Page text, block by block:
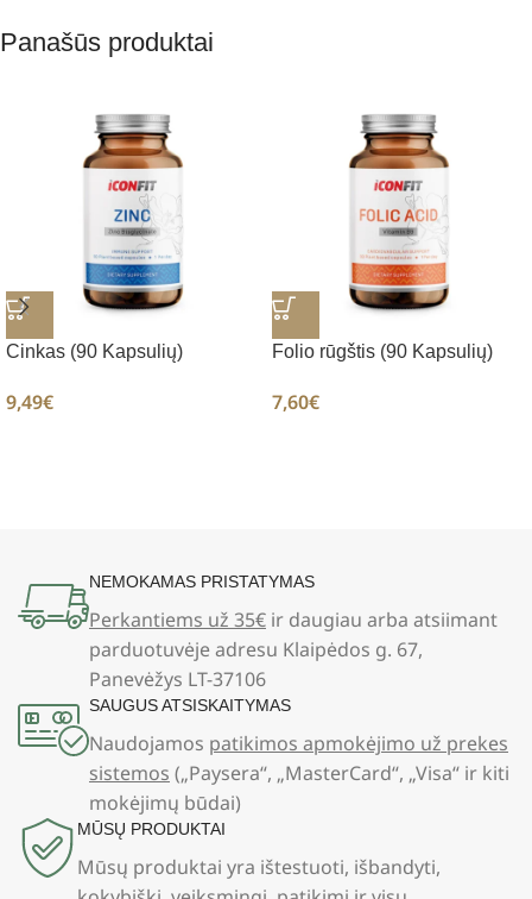
Panašūs produktai
Cinkas (90 Kapsulių)
9,49€
Folio rūgštis (90 Kapsulių)
7,60€
NEMOKAMAS PRISTATYMAS
Perkantiems už 35€ ir daugiau arba atsiimant
parduotuvėje adresu Klaipėdos g. 67,
Panevėžys LT-37106
SAUGUS ATSISKAITYMAS
Naudojamos patikimos apmokėjimo už prekes
sistemos („Paysera“, „MasterCard“, „Visa“ ir kiti
mokėjimų būdai)
MŪSŲ PRODUKTAI
Mūsų produktai yra ištestuoti, išbandyti,